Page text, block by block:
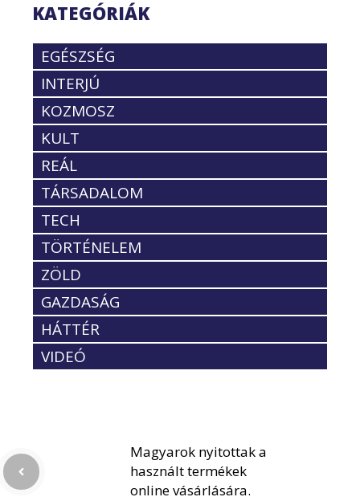
KATEGÓRIÁK
EGÉSZSÉG
INTERJÚ
KOZMOSZ
KULT
REÁL
TÁRSADALOM
TECH
TÖRTÉNELEM
ZÖLD
GAZDASÁG
HÁTTÉR
VIDEÓ
Magyarok nyitottak a
használt termékek
online vásárlására.